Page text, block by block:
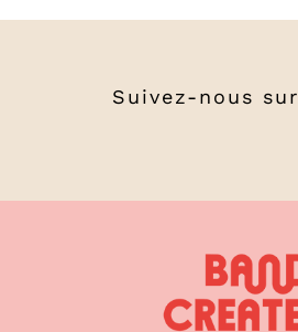
Suivez-nous sur